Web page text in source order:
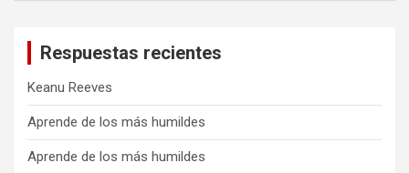
Respuestas recientes
Keanu Reeves
Aprende de los más humildes
Aprende de los más humildes